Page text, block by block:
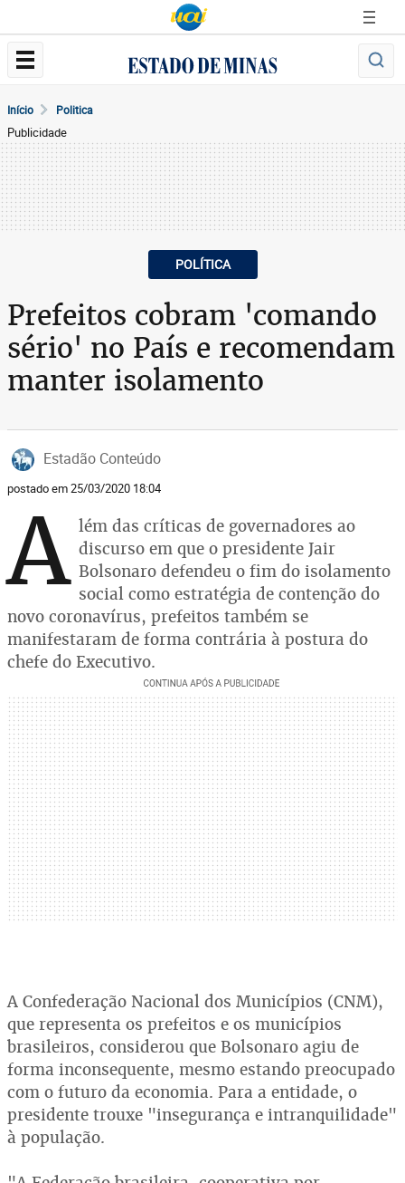
Início Politica
Publicidade
POLÍTICA
Prefeitos cobram 'comando
sério' no País e recomendam
manter isolamento
Estadão Conteúdo
postado em 25/03/2020 18:04
A lém das críticas de governadores ao
discurso em que o presidente Jair
Bolsonaro defendeu o fim do isolamento
social como estratégia de contenção do
novo coronavírus, prefeitos também se
manifestaram de forma contrária à postura do
chefe do Executivo.
A Confederação Nacional dos Municípios (CNM),
que representa os prefeitos e os municípios
brasileiros, considerou que Bolsonaro agiu de
forma inconsequente, mesmo estando preocupado
com o futuro da economia. Para a entidade, o
presidente trouxe "insegurança e intranquilidade"
à população.